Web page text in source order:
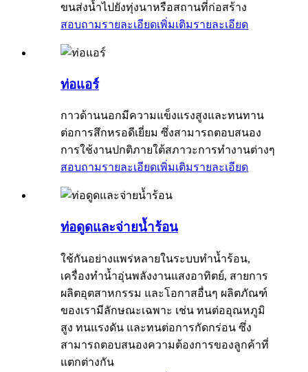
ขนส่งน้ำไปยังทุ่งนาหรือสถานที่ก่อสร้าง
สอบถามรายละเอียดเพิ่มเติมรายละเอียด
ท่อแอร์
กาวด้านนอกมีความแข็งแรงสูงและทนทาน
ต่อการสึกหรอดีเยี่ยม ซึ่งสามารถตอบสนอง
การใช้งานปกติภายใต้สภาวะการทำงานต่างๆ
สอบถามรายละเอียดเพิ่มเติมรายละเอียด
ท่อดูดและจ่ายน้ำร้อน
ใช้กันอย่างแพร่หลายในระบบทำน้ำร้อน,
เครื่องทำน้ำอุ่นพลังงานแสงอาทิตย์, สายการ
ผลิตอุตสาหกรรม และโอกาสอื่นๆ ผลิตภัณฑ์
ของเรามีลักษณะเฉพาะ เช่น ทนต่ออุณหภูมิ
สูง ทนแรงดัน และทนต่อการกัดกร่อน ซึ่ง
สามารถตอบสนองความต้องการของลูกค้าที่
แตกต่างกัน